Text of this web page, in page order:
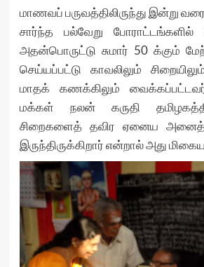
மாணவப் பருவத்திலிருந்து இன்று
சார்ந்த பல்வேறு
அதன்பொருட்டு சுமார் 50 க்கும்
செய்யப்பட்டு காவலிலும்
மாதக் கணக்கிலும்
மக்கள் நலன் கருதி
சிறைகளைத் தவிர ஏனைய
இருந்திருக்கிறார் என்றால் அது